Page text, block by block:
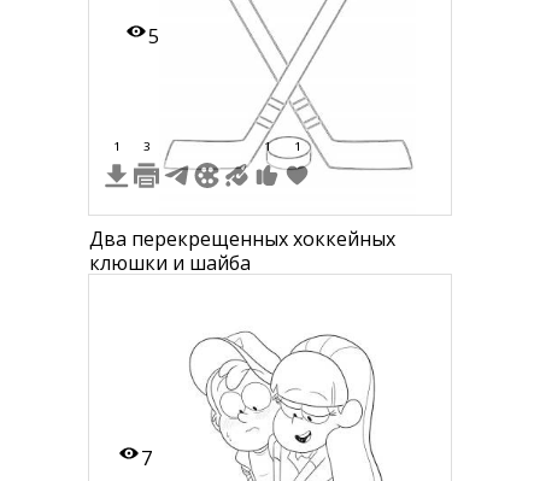
5
1 3 1 1
Два перекрещенных хоккейных
клюшки и шайба
7